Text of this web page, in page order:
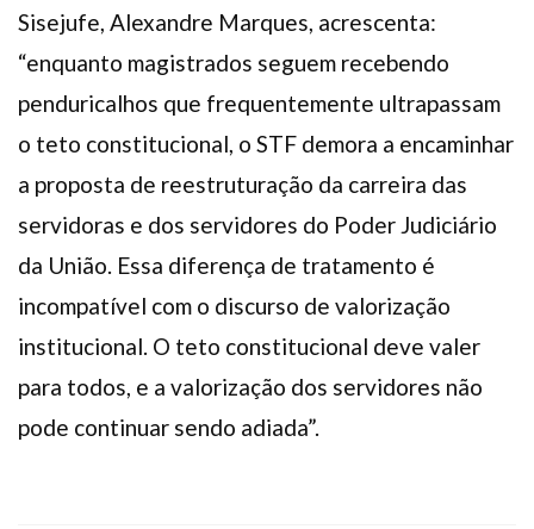
Sisejufe, Alexandre Marques, acrescenta:
“enquanto magistrados seguem recebendo
penduricalhos que frequentemente ultrapassam
o teto constitucional, o STF demora a encaminhar
a proposta de reestruturação da carreira das
servidoras e dos servidores do Poder Judiciário
da União. Essa diferença de tratamento é
incompatível com o discurso de valorização
institucional. O teto constitucional deve valer
para todos, e a valorização dos servidores não
pode continuar sendo adiada”.